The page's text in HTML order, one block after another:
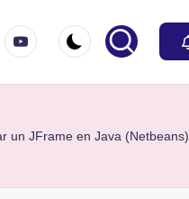
youtube.com
un JFrame en Java (Netbeans)